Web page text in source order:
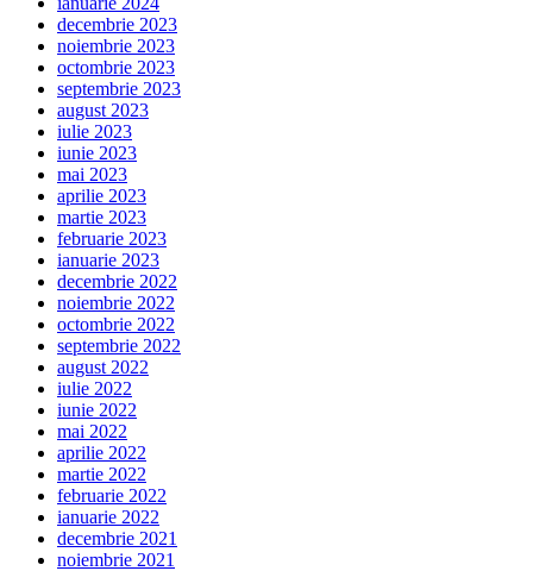
decembrie 2023
noiembrie 2023
octombrie 2023
septembrie 2023
august 2023
iulie 2023
iunie 2023
mai 2023
aprilie 2023
martie 2023
februarie 2023
ianuarie 2023
decembrie 2022
noiembrie 2022
octombrie 2022
septembrie 2022
august 2022
iulie 2022
iunie 2022
mai 2022
aprilie 2022
martie 2022
februarie 2022
ianuarie 2022
decembrie 2021
noiembrie 2021